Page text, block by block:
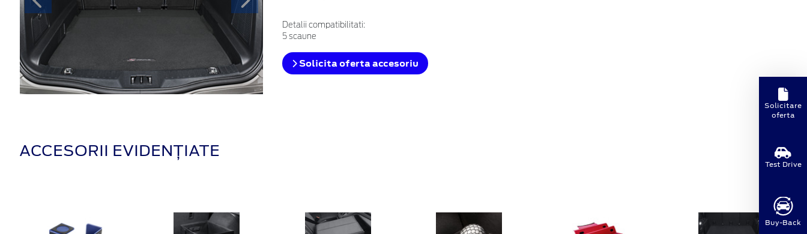
Detalii compatibilitati:
5 scaune
Solicita oferta accesoriu
ACCESORII EVIDENȚIATE
Solicitare
oferta
Test Drive
Buy-Back